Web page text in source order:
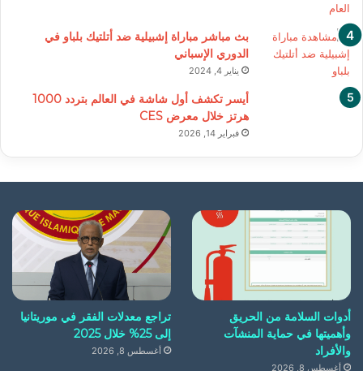
بث مباشر مباراة إشبيلية ضد أتلتيك بلباو في
الدوري الإسباني
يناير 4, 2024
أيسر تكشف أول شاشة في العالم بتردد 1000
هرتز خلال معرض CES
فبراير 14, 2026
أدوات السلامة من الحريق
وأهميتها في حماية المنشآت
والأفراد
أغسطس 8, 2026
تراجع معدلات الفقر في موريتانيا
إلى 25% خلال 2025
أغسطس 8, 2026